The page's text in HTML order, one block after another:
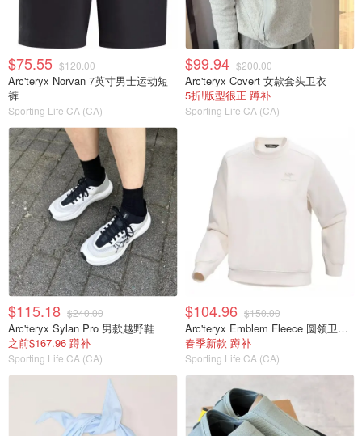
$75.55 $120.00
Arc'teryx Norvan 7英寸男士运动短
裤
Sporting Life CA (CA)
$99.94 $200.00
Arc'teryx Covert 女款套头卫衣
5折!版型很正 蹲补
Sporting Life CA (CA)
$115.18 $240.00
Arc'teryx Sylan Pro 男款越野鞋
之前$167.96 蹲补
Sporting Life CA (CA)
$104.96 $150.00
Arc'teryx Emblem Fleece 圆领卫衣 女款
春季新款 蹲补
Sporting Life CA (CA)